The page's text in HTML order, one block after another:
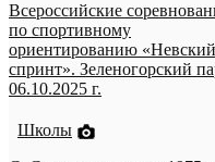
Всероссийские
по спортивному
ориентированию «Невский
спринт». Зеленогорский
06.10.2025 г.
Школы